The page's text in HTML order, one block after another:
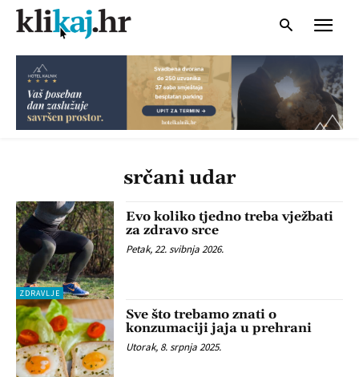
srčani udar
ZDRAVLJE
Evo koliko tjedno treba vježbati
za zdravo srce
Petak, 22. svibnja 2026.
Sve što trebamo znati o
konzumaciji jaja u prehrani
Utorak, 8. srpnja 2025.